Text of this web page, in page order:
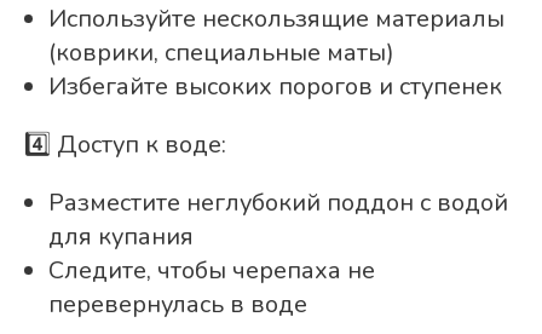
Используйте нескользящие материалы
(коврики, специальные маты)
Избегайте высоких порогов и ступенек
4️⃣ Доступ к воде:
Разместите неглубокий поддон с водой
для купания
Следите, чтобы черепаха не
перевернулась в воде